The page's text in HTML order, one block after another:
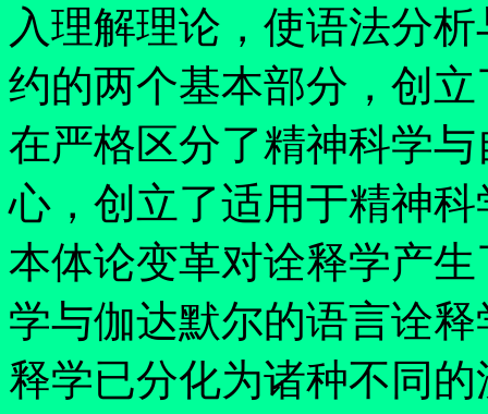
入理解理论，使语法分
约的两个基本部分，创
在严格区分了精神科学
心，创立了适用于精神
本体论变革对诠释学产
学与伽达默尔的语言诠
释学已分化为诸种不同